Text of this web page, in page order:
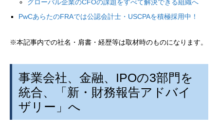
グローバル企業のCFOの課題をすべて解決できる組織へ
PwCあらたのFRAでは公認会計士・ USCPAを積極採用中！
※本記事内での社名・肩書・経歴等は取材時のものになります。
事業会社、金融、 IPOの3部門を
統合、「新・財務報告アドバイ
ザリー」へ